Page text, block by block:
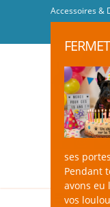
Accessoires &
ses
Pendant
avons eu
vos